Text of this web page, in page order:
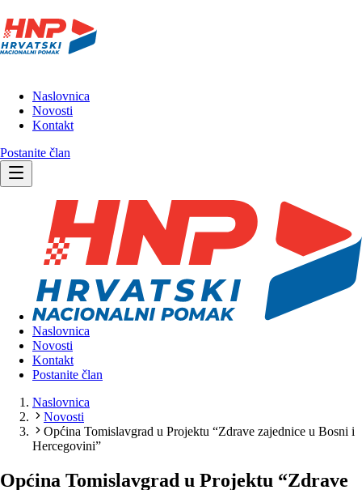
Naslovnica
Novosti
Kontakt
Postanite član
Naslovnica
Novosti
Kontakt
Postanite član
Naslovnica
Novosti
Općina Tomislavgrad u Projektu “Zdrave zajednice u Bosni i
Hercegovini”
Općina Tomislavgrad u Projektu “Zdrave